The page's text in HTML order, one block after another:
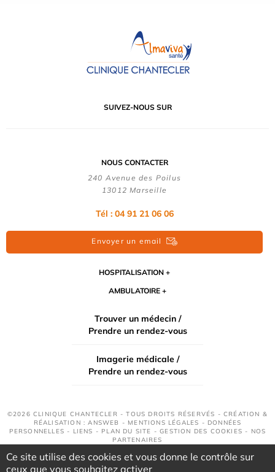
SUIVEZ-NOUS SUR
NOUS CONTACTER
240 Avenue des Poilus
13012 Marseille
Tél : 04 91 21 06 06
Envoyer un email
HOSPITALISATION
AMBULATOIRE
Trouver un médecin /
Prendre un rendez-vous
Imagerie médicale /
Prendre un rendez-vous
©2026 CLINIQUE CHANTECLER - TOUS DROITS RÉSERVÉS - CRÉATION &
RÉALISATION : ANSWEB - MENTIONS LÉGALES - DONNÉES
PERSONNELLES - LIENS - PLAN DU SITE -GESTION DES COOKIES - NOS
PARTENAIRES
Ce site utilise des cookies et vous donne le contrôle sur
ceux que vous souhaitez activer